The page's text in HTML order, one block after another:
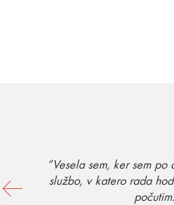
“Vesela sem, ker sem
službo, v katero rada